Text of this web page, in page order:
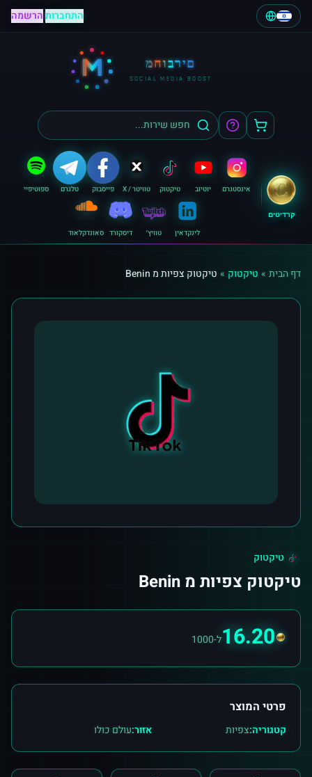
התחברות|הרשמה
M מחוברים
SOCIAL MEDIA BOOST
קרדיטים
אינסטגרם יוטיוב טיקטוק טוויטר / X פייסבוק טלגרם ספוטיפיי
לינקדאין טוויץ׳ דיסקורד סאונדקלאוד
דף הבית » טיקטוק » טיקטוק צפיות מ Benin
טיקטוק
טיקטוק צפיות מ Benin
16.20ל-1000
פרטי המוצר
קטגוריה:צפיות אזור:עולם כולו